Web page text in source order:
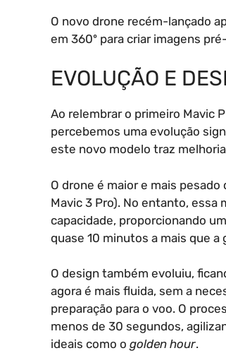
O novo drone recém-lançado
em 360º para criar imagens
EVOLUÇÃO E
Ao relembrar o primeiro Mavic
percebemos uma evolução
este novo modelo traz
O drone é maior e mais
Mavic 3 Pro). No entanto, essa
capacidade, proporcionando
quase 10 minutos a mais que a
O design também evoluiu,
agora é mais fluida, sem a
preparação para o voo. O
menos de 30 segundos,
ideais como o golden hour.